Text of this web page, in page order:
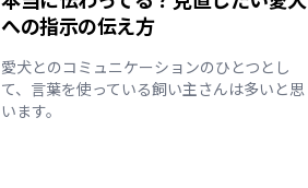
への指示の伝え方
愛犬とのコミュニケーションのひとつとし
て、言葉を使っている飼い主さんは多いと思
います。